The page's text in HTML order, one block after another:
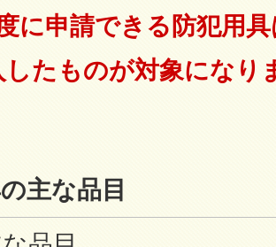
に申請できる防犯用
したものが対象になり
主な品目